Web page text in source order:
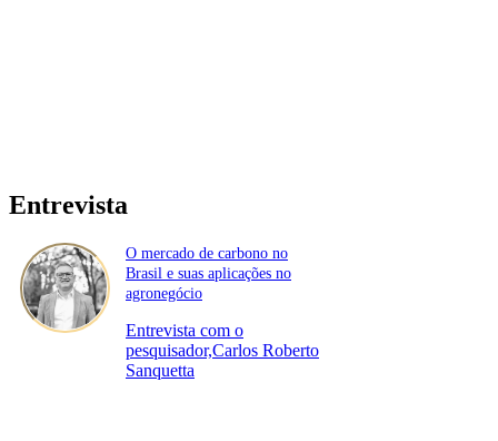
Entrevista
O mercado de carbono no
Brasil e suas aplicações no
agronegócio
Entrevista com o
pesquisador,Carlos Roberto
Sanquetta